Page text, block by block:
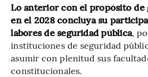
Lo anterior con el propósito de
en el 2028 concluya su
labores de seguridad pública,
instituciones de seguridad
asumir con plenitud sus
constitucionales.